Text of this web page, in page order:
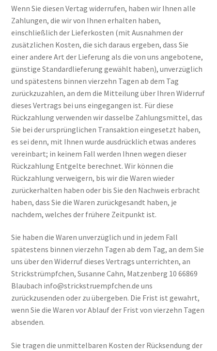
Wenn Sie diesen Vertag widerrufen, haben wir Ihnen alle
Zahlungen, die wir von Ihnen erhalten haben,
einschließlich der Lieferkosten (mit Ausnahmen der
zusätzlichen Kosten, die sich daraus ergeben, dass Sie
einer andere Art der Lieferung als die von uns angebotene,
günstige Standardlieferung gewählt haben), unverzüglich
und spätestens binnen vierzehn Tagen ab dem Tag
zurückzuzahlen, an dem die Mitteilung über Ihren Widerruf
dieses Vertrags bei uns eingegangen ist. Für diese
Rückzahlung verwenden wir dasselbe Zahlungsmittel, das
Sie bei der ursprünglichen Transaktion eingesetzt haben,
es sei denn, mit Ihnen wurde ausdrücklich etwas anderes
vereinbart; in keinem Fall werden Ihnen wegen dieser
Rückzahlung Entgelte berechnet. Wir können die
Rückzahlung verweigern, bis wir die Waren wieder
zurückerhalten haben oder bis Sie den Nachweis erbracht
haben, dass Sie die Waren zurückgesandt haben, je
nachdem, welches der frühere Zeitpunkt ist.
Sie haben die Waren unverzüglich und in jedem Fall
spätestens binnen vierzehn Tagen ab dem Tag, an dem Sie
uns über den Widerruf dieses Vertrags unterrichten, an
Strickstrümpfchen, Susanne Cahn, Matzenberg 10 66869
Blaubach info@strickstruempfchen.de uns
zurückzusenden oder zu übergeben. Die Frist ist gewahrt,
wenn Sie die Waren vor Ablauf der Frist von vierzehn Tagen
absenden.
Sie tragen die unmittelbaren Kosten der Rücksendung der